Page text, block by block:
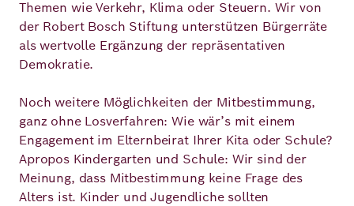
Themen wie Verkehr, Klima oder Steuern. Wir von
der Robert Bosch Stiftung unterstützen Bürgerräte
als wertvolle Ergänzung der repräsentativen
Demokratie.
Noch weitere Möglichkeiten der Mitbestimmung,
ganz ohne Losverfahren: Wie wär’s mit einem
Engagement im Elternbeirat Ihrer Kita oder Schule?
Apropos Kindergarten und Schule: Wir sind der
Meinung, dass Mitbestimmung keine Frage des
Alters ist. Kinder und Jugendliche sollten